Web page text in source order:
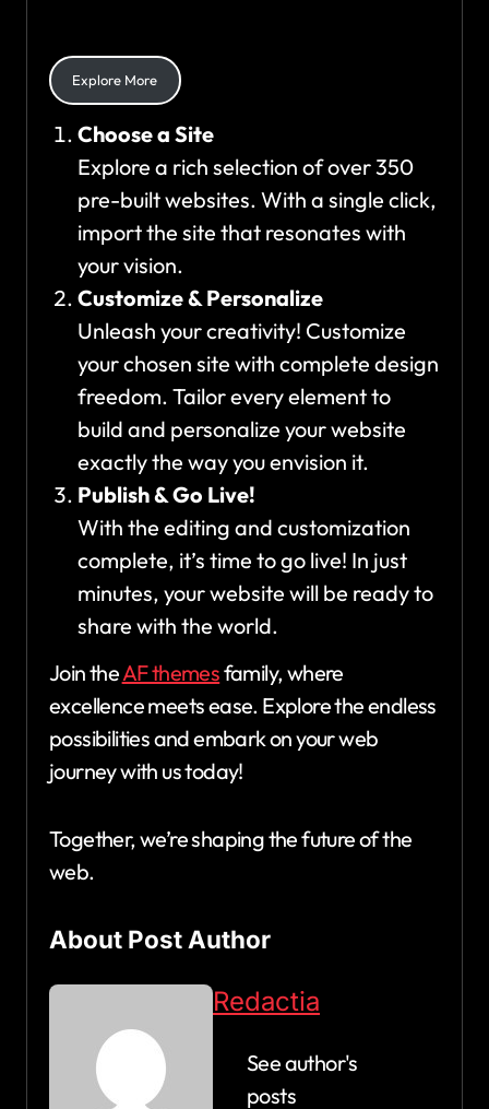
Explore More
Choose a Site
Explore a rich selection of over 350
pre-built websites. With a single click,
import the site that resonates with
your vision.
Customize & Personalize
Unleash your creativity! Customize
your chosen site with complete design
freedom. Tailor every element to
build and personalize your website
exactly the way you envision it.
Publish & Go Live!
With the editing and customization
complete, it’s time to go live! In just
minutes, your website will be ready to
share with the world.
Join theAF themesfamily, where
excellence meets ease. Explore the endless
possibilities and embark on your web
journey with us today!
Together, we’re shaping the future of the
web.
About Post Author
Redactia
See author's
posts